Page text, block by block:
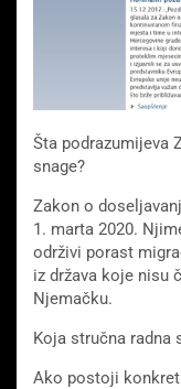
Šta podrazumijeva
snage?
Zakon o
1. marta 2020.
održivi porast
iz država koje nisu
Njemačku.
Koja stručna radna
Ako postoji